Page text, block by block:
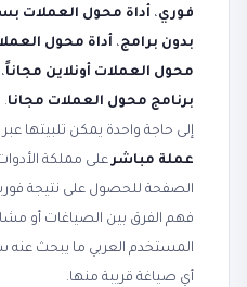
فوري، أداة محول العملات
بدون برامج، أداة محول
محول العملات أونلاين مجاناً،
برنامج محول العملات مجانا.
إلى حاجة واحدة يمكن تلبيتها عبر
عملة مباشرعلى مملكة
الصفحة للحصول على نتيجة
فهم الفرق بين الصياغات أو
المستخدم العربي ما يبحث عنه
أي صياغة قريبة منها.